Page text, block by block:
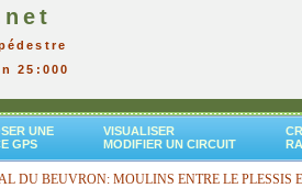
25:000
UNE
GPS
VISUALISER
MODIFIER UN CIRCUIT
DU BEUVRON: MOULINS ENTRE LE PLESSIS